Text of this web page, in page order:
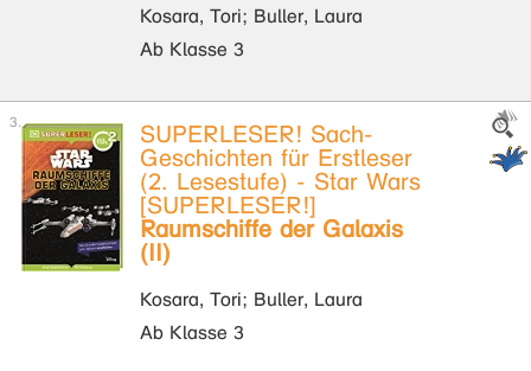
Kosara, Tori; Buller, Laura
Ab Klasse 3
SUPERLESER! Sach-
Geschichten für Erstleser
(2. Lesestufe) - Star Wars
[SUPERLESER!]
Raumschiffe der Galaxis
(II)
Kosara, Tori; Buller, Laura
Ab Klasse 3